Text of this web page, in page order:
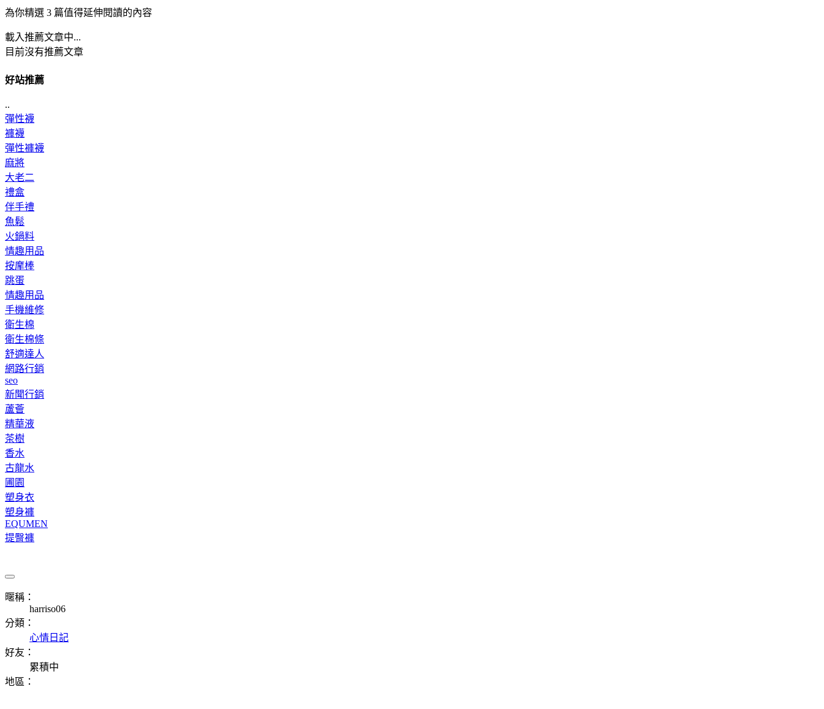
為你精選 3 篇值得延伸閱讀的內容
載入推薦文章中...
目前沒有推薦文章
好站推薦
..
彈性襪
褲襪
彈性褲襪
麻將
大老二
禮盒
伴手禮
魚鬆
火鍋料
情趣用品
按摩棒
跳蛋
情趣用品
手機維修
衛生棉
衛生棉條
舒適達人
網路行銷
seo
新聞行銷
蘆薈
精華液
茶樹
香水
古龍水
圃園
塑身衣
塑身褲
EQUMEN
提臀褲
暱稱：
harriso06
分類：
心情日記
好友：
累積中
地區：